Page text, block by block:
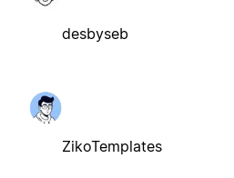
desbyseb
ZikoTemplates